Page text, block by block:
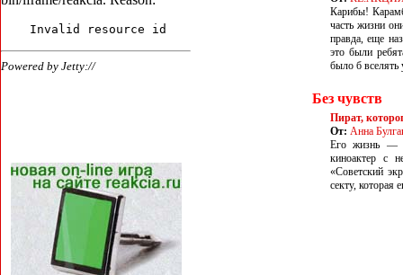
Карибы!
часть жизни
правда, еще
это были
было б
Без чувств
Пират,
От: Анна
Его жизнь —
киноактер с
«Советский
секту, которая